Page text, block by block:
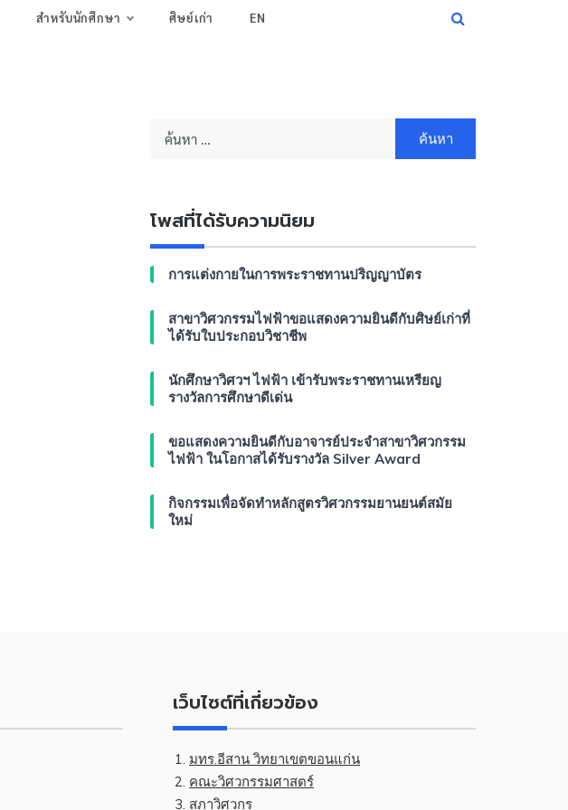
สำหรับนักศึกษา ศิษย์เก่า EN
ค้นหา
โพสที่ได้รับความนิยม
การแต่งกายในการพระราชทานปริญญาบัตร
สาขาวิศวกรรมไฟฟ้าขอแสดงความยินดีกับศิษย์เก่าที่
ได้รับใบประกอบวิชาชีพ
นักศึกษาวิศวฯ ไฟฟ้า เข้ารับพระราชทานเหรียญ
รางวัลการศึกษาดีเด่น
ขอแสดงความยินดีกับอาจารย์ประจำสาขาวิศวกรรม
ไฟฟ้า ในโอกาสได้รับรางวัล Silver Award
กิจกรรมเพื่อจัดทำหลักสูตรวิศวกรรมยานยนต์สมัย
ใหม่
เว็บไซต์ที่เกี่ยวข้อง
มทร.อีสาน วิทยาเขตขอนแก่น
คณะวิศวกรรมศาสตร์
สภาวิศวกร